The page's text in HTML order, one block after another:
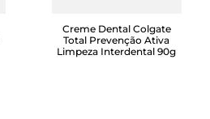
Creme Dental Colgate
Total Prevenção Ativa
Limpeza Interdental 90g